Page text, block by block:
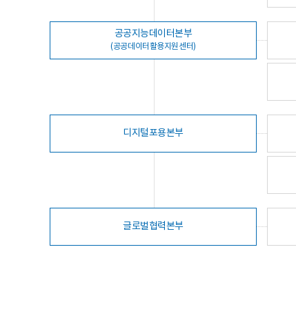
공공지능데이터본부
(공공데이터활용지원센터)
디지털포용본부
글로벌협력본부